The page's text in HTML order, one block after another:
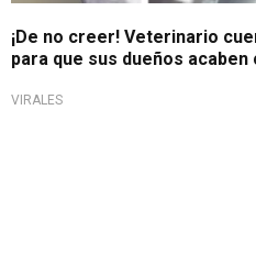
¡De no creer! Veterinario
para que sus dueños
VIRALES